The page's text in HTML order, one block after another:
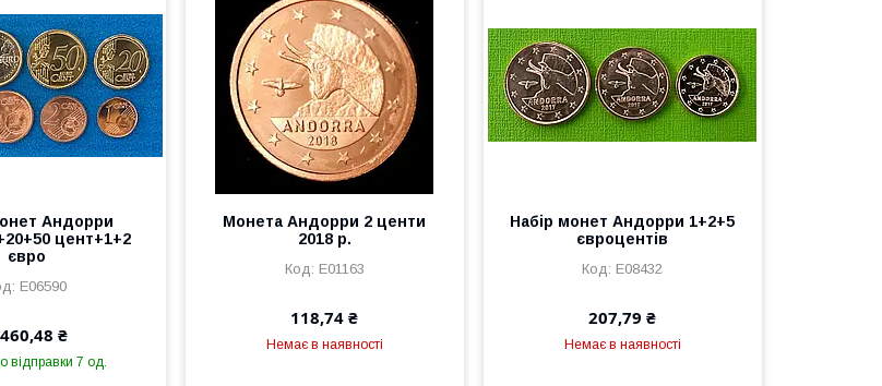
Андорри
цент+1+2
євро
Е06590
₴
відправки 7 од.
Монета Андорри 2 центи
2018 р.
Е01163
118,74 ₴
Немає в наявності
Набір монет Андорри 1+2+5
євроцентів
Е08432
207,79 ₴
Немає в наявності